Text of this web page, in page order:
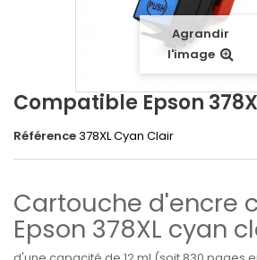
Agrandir
l'image
Compatible Epson
Référence378XL Cyan Clair
Cartouche d'encre
Epson 378XL cyan